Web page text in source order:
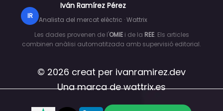
IR
Iván Ramírez Pérez
Analista del mercat elèctric · Wattrix
Les dades provenen de l'OMIEi de la REE. Els articles
combinen anàlisi automatitzada amb supervisió editorial.
© 2026 creat per ivanramirez.dev
Una marca dewattrix.es